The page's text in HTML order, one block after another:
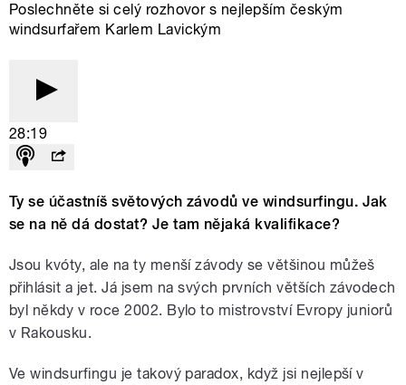
Poslechněte si celý rozhovor s nejlepším českým
windsurfařem Karlem Lavickým
28:19
Ty se účastníš světových závodů ve windsurfingu. Jak
se na ně dá dostat? Je tam nějaká kvalifikace?
Jsou kvóty, ale na ty menší závody se většinou můžeš
přihlásit a jet. Já jsem na svých prvních větších závodech
byl někdy v roce 2002. Bylo to mistrovství Evropy juniorů
v Rakousku.
Ve windsurfingu je takový paradox, když jsi nejlepší v